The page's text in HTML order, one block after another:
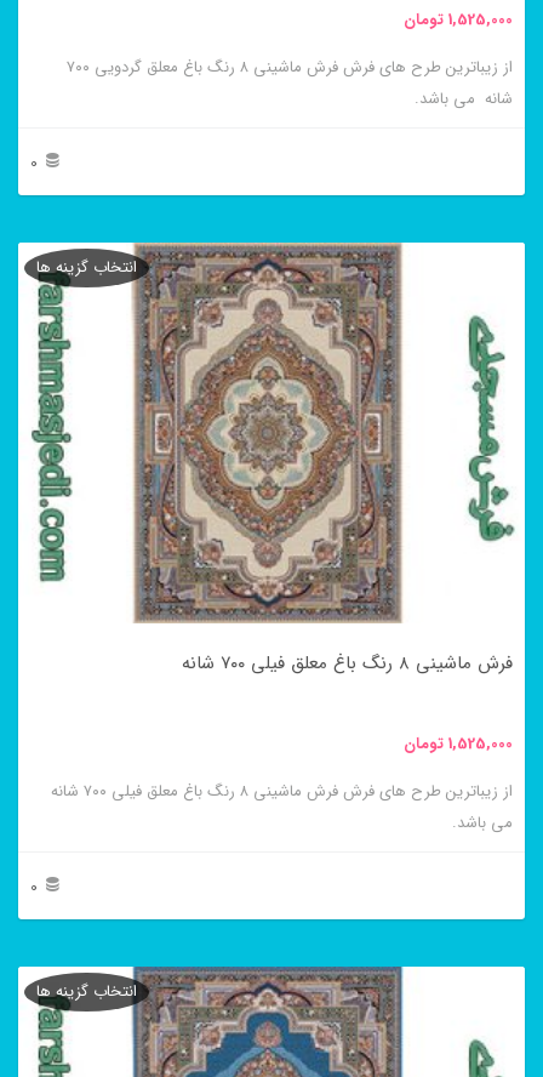
انتخاب
شوند
1,525,000تومان
از زیباترین طرح های فرش فرش ماشینی ۸ رنگ باغ معلق گردویی ۷۰۰
شانه می باشد.
0
محصول
مختلفی
باشد.
گزینه
ها
صفحه
انتخاب
شوند
فرش ماشینی ۸ رنگ باغ معلق فیلی ۷۰۰ شانه
1,525,000تومان
از زیباترین طرح های فرش فرش ماشینی ۸ رنگ باغ معلق فیلی ۷۰۰ شانه
می باشد.
0
انتخاب گزینه ها
محصول
انتخاب گزینه ها